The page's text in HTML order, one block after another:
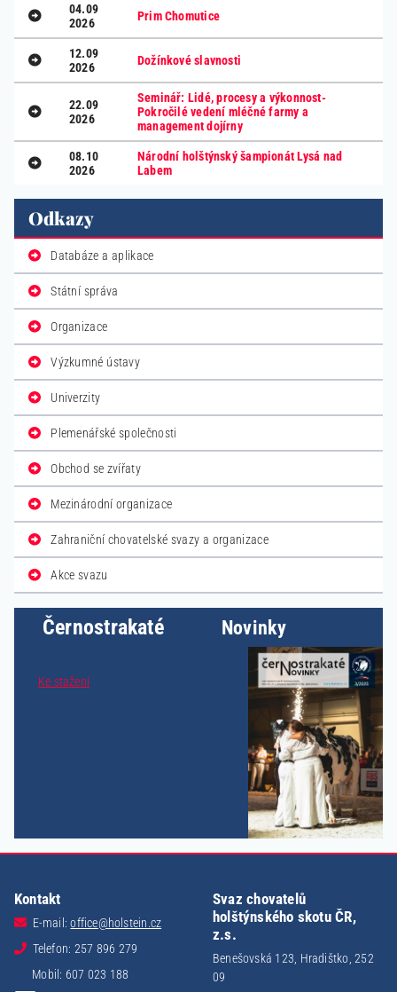
04.09
2026
Prim Chomutice
12.09
2026
Dožínkové slavnosti
22.09
2026
Seminář: Lidé, procesy a výkonnost-
Pokročilé vedení mléčné farmy a
management dojírny
08.10
2026
Národní holštýnský šampionát Lysá nad
Labem
Odkazy
Databáze a aplikace
Státní správa
Organizace
Výzkumné ústavy
Univerzity
Plemenářské společnosti
Obchod se zvířaty
Mezinárodní organizace
Zahraniční chovatelské svazy a organizace
Akce svazu
Černostrakaté Novinky
Ke stažení
Kontakt
E-mail:office@holstein.cz
Telefon: 257 896 279
Mobil: 607 023 188
Svaz chovatelů
holštýnského skotu ČR,
z.s.
Benešovská 123, Hradištko, 252
09